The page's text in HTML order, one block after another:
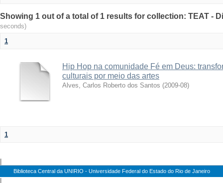
Showing 1 out of a total of 1 results for collection: TEAT -
seconds)
1
Hip Hop na comunidade Fé em Deus:
culturais por meio das artes
Alves, Carlos Roberto dos Santos (2009-08)
1
Biblioteca Central da UNIRIO - Universidade Federal do Estado do Rio de Janeiro